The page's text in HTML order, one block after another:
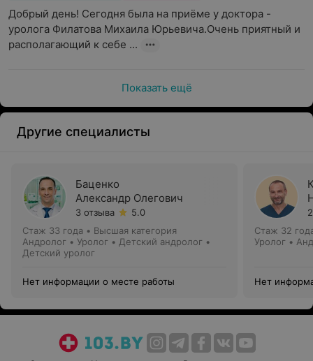
Добрый день! Сегодня была на приёме у доктора -
уролога Филатова Михаила Юрьевича.Очень приятный и
располагающий к себе ...
Показать ещё
Другие специалисты
Баценко
Александр Олегович
3 отзыва
5.0
Стаж 33 года • Высшая категория
Андролог • Уролог • Детский андролог •
Детский уролог
Нет информации о месте работы
Стаж 32
Уролог •
Нет